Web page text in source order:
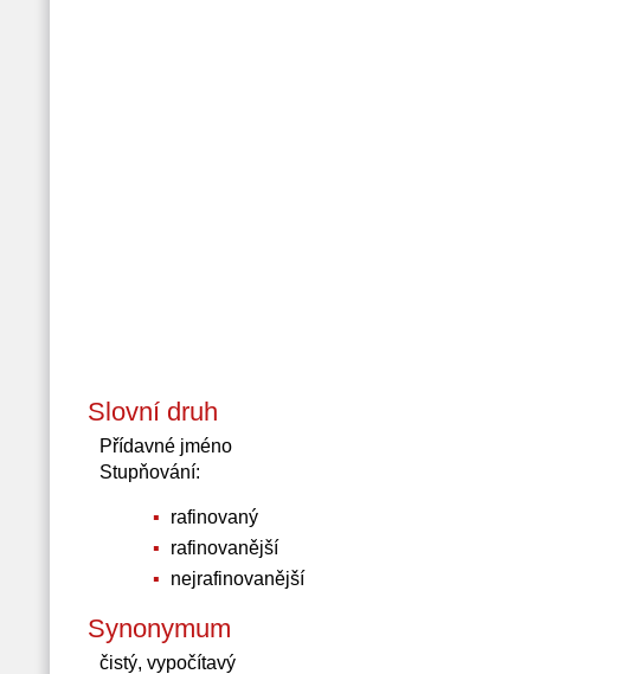
Slovní druh
Přídavné jméno
Stupňování:
rafinovaný
rafinovanější
nejrafinovanější
Synonymum
čistý, vypočítavý